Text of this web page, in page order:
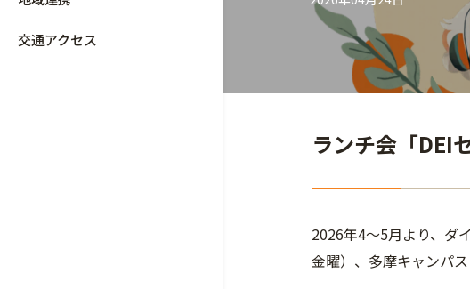
交通アクセス
ランチ会「DEI
2026年4～5月より、ダ
金曜）、多摩キャンパ